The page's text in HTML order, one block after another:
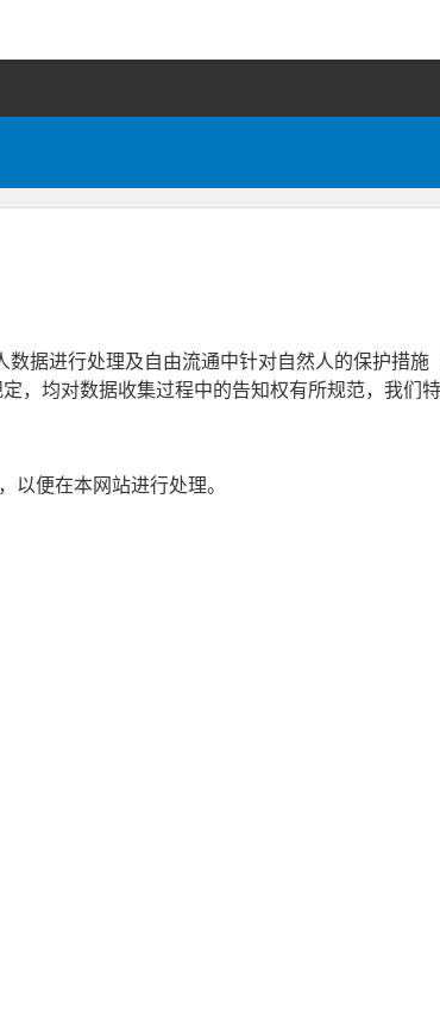
进行处理及自由流通中针对自然人的保护措施
，均对数据收集过程中的告知权有所规范，我们
以便在本网站进行处理。